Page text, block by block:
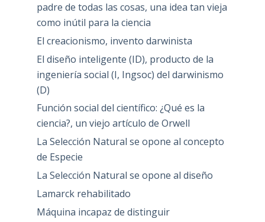
padre de todas las cosas, una idea tan vieja
como inútil para la ciencia
El creacionismo, invento darwinista
El diseño inteligente (ID), producto de la
ingeniería social (I, Ingsoc) del darwinismo
(D)
Función social del científico: ¿Qué es la
ciencia?, un viejo artículo de Orwell
La Selección Natural se opone al concepto
de Especie
La Selección Natural se opone al diseño
Lamarck rehabilitado
Máquina incapaz de distinguir